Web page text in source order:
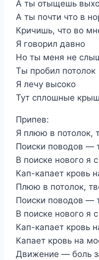
А ты отыщешь
А ты почти что в
Кричишь, что во
Я говорил давно
Но ты меня не
Ты пробил потолок
Я лечу высоко
Тут сплошные
Припев:
Я плюю в потолок,
Поиски поводов —
В поиске нового я
Кап-капает кровь
Плюю в потолок,
Поиски поводов —
В поиске нового я
Кап-капает кровь
Капает кровь на
Движение — боль